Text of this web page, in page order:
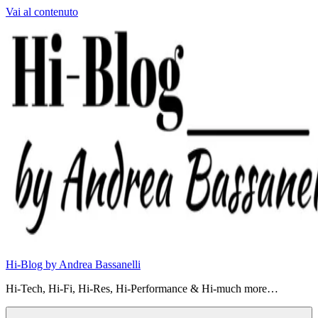
Vai al contenuto
Hi-Blog by Andrea Bassanelli
Hi-Tech, Hi-Fi, Hi-Res, Hi-Performance & Hi-much more…